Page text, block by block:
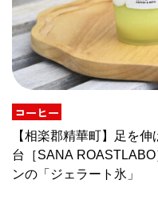
コーヒー
【相楽郡精華町】足を
台［SANA
ンの「ジェラート氷」